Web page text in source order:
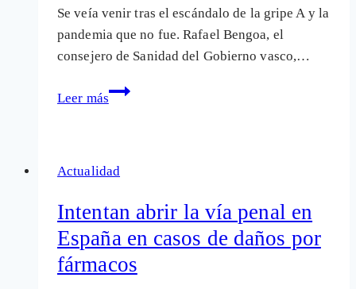
Se veía venir tras el escándalo de la gripe A y la
pandemia que no fue. Rafael Bengoa, el
consejero de Sanidad del Gobierno vasco,…
Leer más
Amenazas
críticos
las
vacunas
Actualidad
Intentan abrir la vía penal en
España en casos de daños por
fármacos